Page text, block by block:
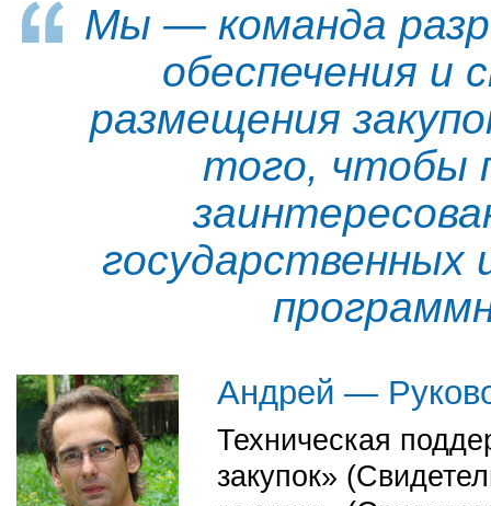
Мы — команда
обеспечения и
размещения
того, чтобы
государственных
Андрей —
Техническая
закупок»